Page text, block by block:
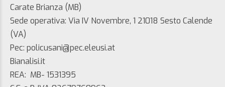
Carate Brianza (MB)
Sede operativa: Via IV Novembre, 1 21018 Sesto Calende
(VA)
Pec: policusani@pec.eleusi.at
Bianalisi.it
REA: MB- 1531395